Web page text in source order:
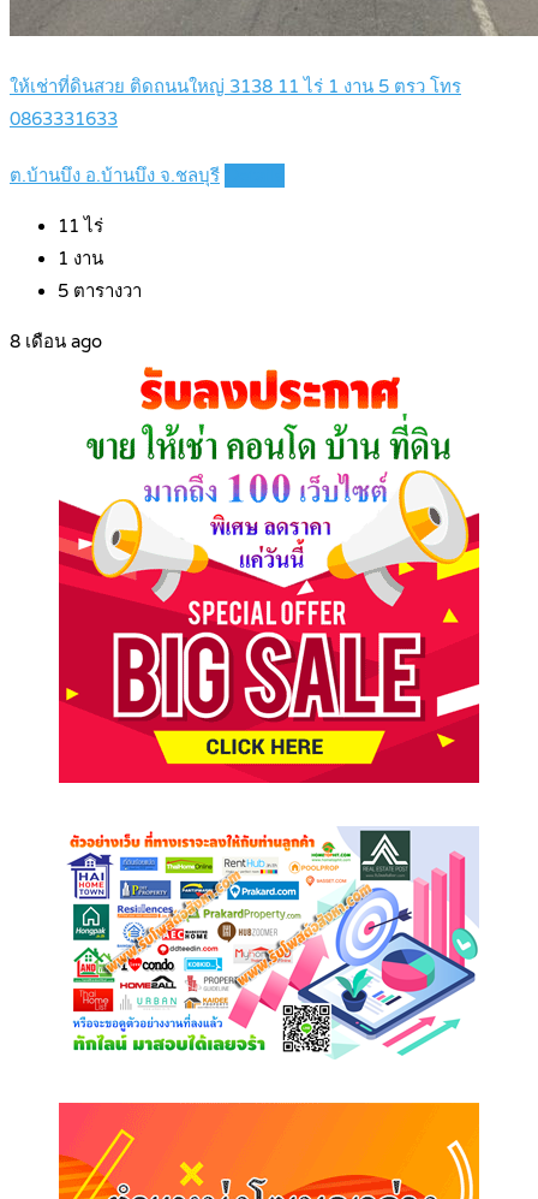
ให้เช่าที่ดินสวย ติดถนนใหญ่ 3138 11 ไร่ 1 งาน 5 ตรว โทร
0863331633
ต.บ้านบึง อ.บ้านบึง จ.ชลบุรี
11 ไร่
1 งาน
5 ตารางวา
8 เดือน ago